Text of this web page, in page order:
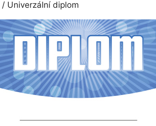
/ Univerzální diplom